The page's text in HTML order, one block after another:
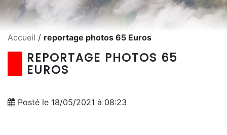
Accueil / reportage photos 65 Euros
REPORTAGE PHOTOS 65
EUROS
Posté le 18/05/2021 à 08:23